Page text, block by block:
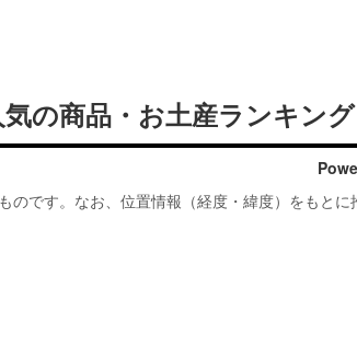
追
加
の商品・お土産ランキング
です。なお、位置情報（経度・緯度）をもとに